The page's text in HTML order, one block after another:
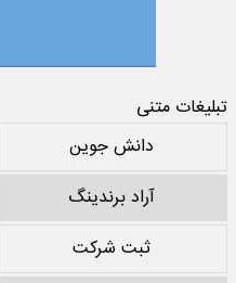
تبلیغات متنی
دانش جوین
آراد برندینگ
ثبت شرکت